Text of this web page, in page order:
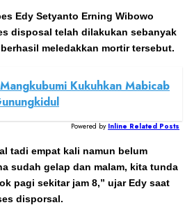
Edy Setyanto Erning Wibowo
disposal telah dilakukan sebanyak
meledakkan mortir tersebut.
Kukuhkan Mabicab
Powered by Inline Related Posts
tadi empat kali namun belum
sudah gelap dan malam, kita tunda
pagi sekitar jam 8,” ujar Edy saat
disporsal.